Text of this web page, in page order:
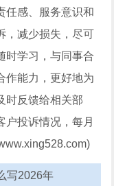
任感、服务意识和
，减少损失，尽可
时学习，与同事合
作能力，更好地为
时反馈给相关部
户投诉情况，每月
写2026年